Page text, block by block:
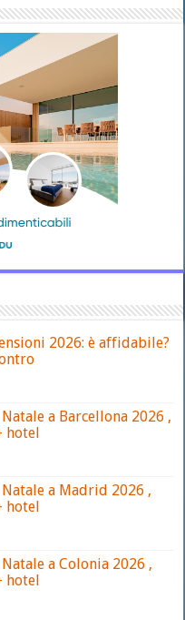
2026: è affidabile?
a Barcellona 2026 ,
hotel
a Madrid 2026 ,
hotel
a Colonia 2026 ,
hotel